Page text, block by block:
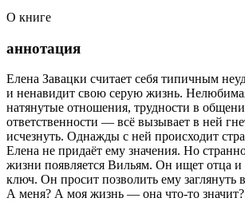
О книге
аннотация
Елена Завацки считает себя типичным
и ненавидит свою серую жизнь.
натянутые отношения, трудности в
ответственности — всё вызывает в ней
исчезнуть. Однажды с ней происходит
Елена не придаёт ему значения. Но
жизни появляется Вильям. Он ищет отца
ключ. Он просит позволить ему заглянуть
А меня? А моя жизнь — она что-то